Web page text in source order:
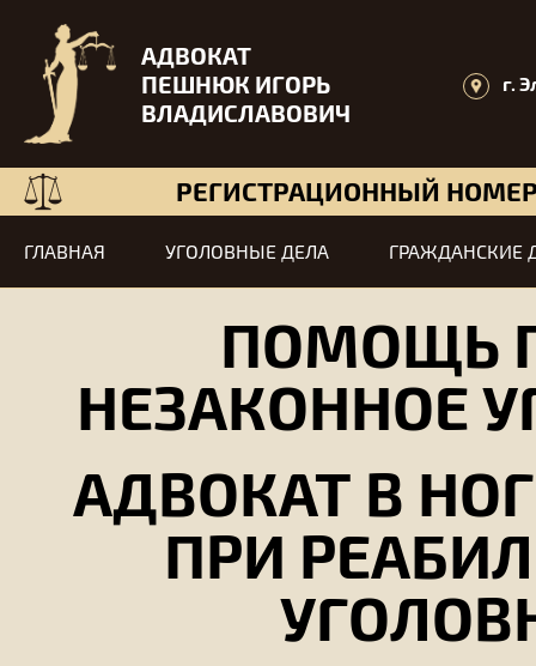
АДВОКАТ
ПЕШНЮК ИГОРЬ
ВЛАДИСЛАВОВИЧ
г.
РЕГИСТРАЦИОННЫЙ
ГЛАВНАЯ УГОЛОВНЫЕ ДЕЛА ГРАЖДАНСКИЕ
ПОМОЩЬ
НЕЗАКОННОЕ
АДВОКАТ В
ПРИ